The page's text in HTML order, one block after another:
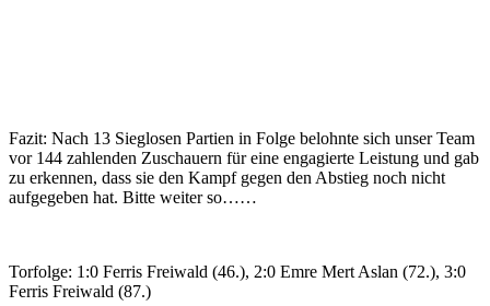
Fazit: Nach 13 Sieglosen Partien in Folge belohnte sich unser Team
vor 144 zahlenden Zuschauern für eine engagierte Leistung und gab
zu erkennen, dass sie den Kampf gegen den Abstieg noch nicht
aufgegeben hat. Bitte weiter so……
Torfolge: 1:0 Ferris Freiwald (46.), 2:0 Emre Mert Aslan (72.), 3:0
Ferris Freiwald (87.)